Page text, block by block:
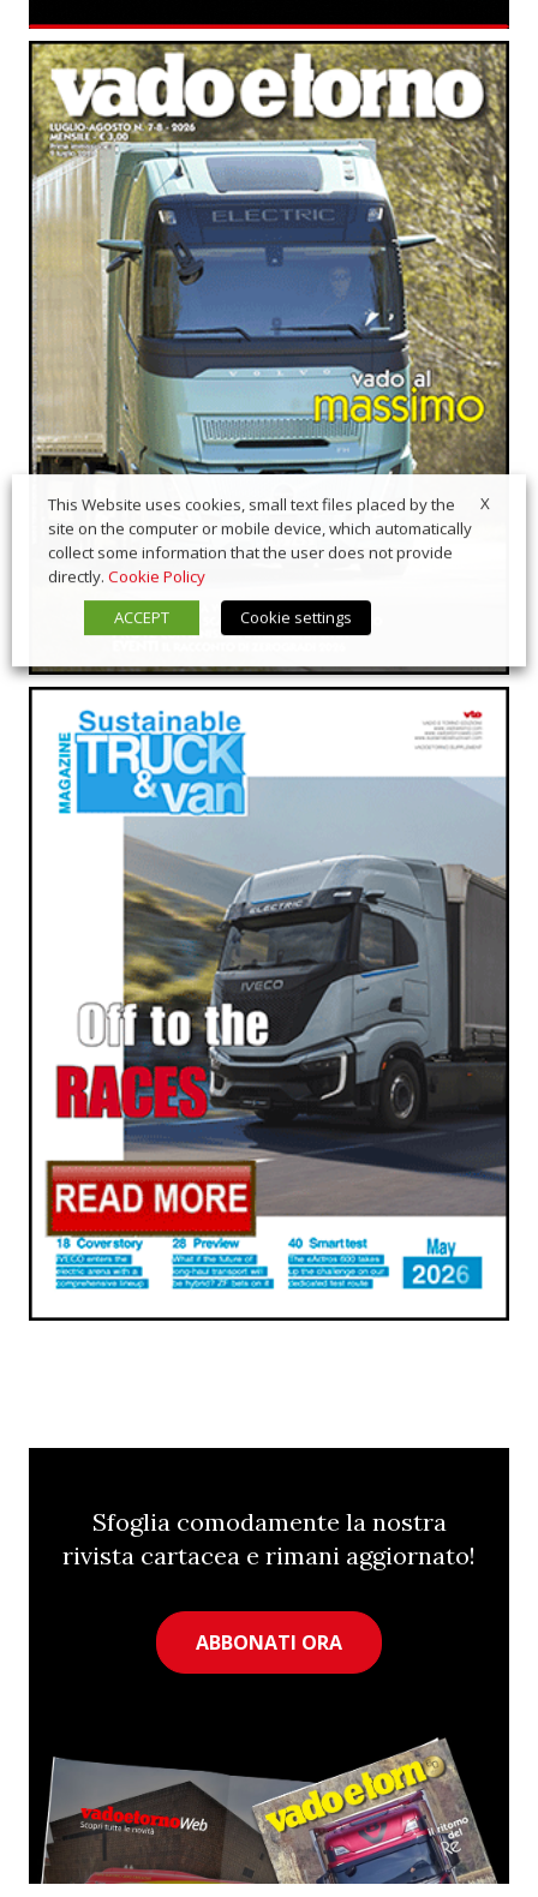
Sfoglia comodamente la nostra
rivista cartacea e rimani aggiornato!
ABBONATI ORA
X
This Website uses cookies, small text files placed by the
site on the computer or mobile device, which automatically
collect some information that the user does not provide
directly. Cookie Policy
ACCEPT
Cookie settings